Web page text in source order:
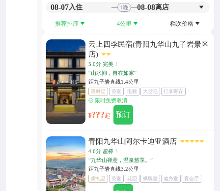
08-07入住 1晚 08-08离店
推荐排序 4公里 档次价格
云上四季民宿(青阳九华山九子岩景区
店)
5.0分 完美！
“山水间，自在如家”
距九子岩直线1.4公里
限时促 茶室 电梯 大堂吧
行李寄存
无充电车位
限时免费取消
¥???起 预订
青阳九华山阿尔卡迪亚酒店
4.6分 超棒！
“九华山禅意，温泉悠享。”
距九子岩直线3.2公里
赠礼品 茶室 花园 棋牌室 健身室 宴会厅